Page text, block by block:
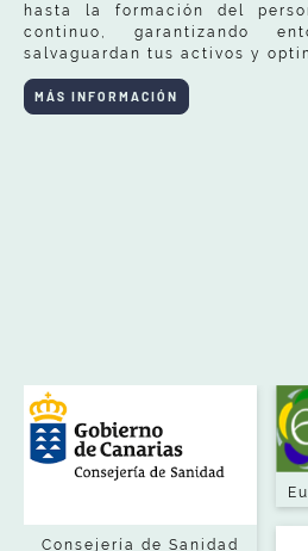
hasta la formación del
continuo, garantizando
salvaguardan tus activos y
MÁS INFORMACIÓN
Consejería de Sanidad